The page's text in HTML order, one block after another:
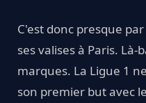
C'est donc presque
ses valises à Paris.
marques. La Ligue 1
son premier but avec